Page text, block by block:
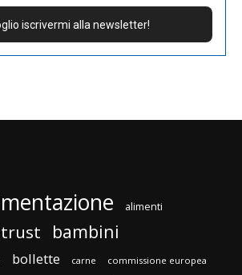
alimenti
bambini
bollette carne commissione europea